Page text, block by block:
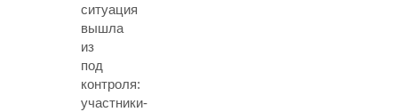
ситуация
вышла
из
под
контроля:
участники-